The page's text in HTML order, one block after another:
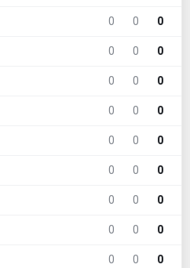
0 0 0
0 0 0
0 0 0
0 0 0
0 0 0
0 0 0
0 0 0
0 0 0
0 0 0